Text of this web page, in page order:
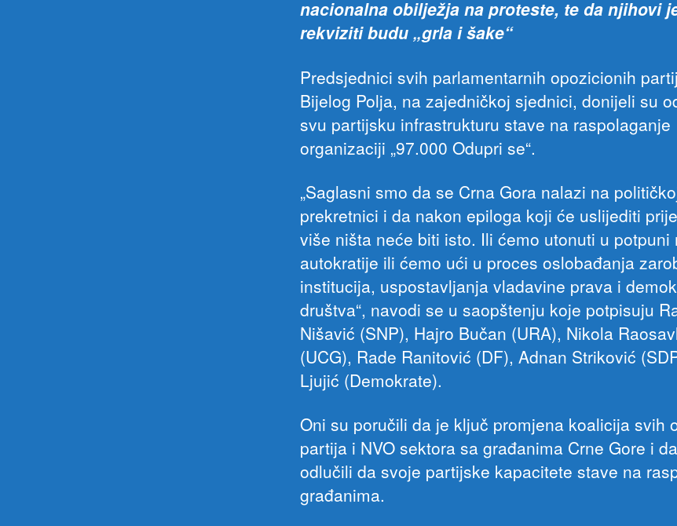
nacionalna obilježja na proteste, te da njihovi
rekviziti budu „grla i šake“
Predsjednici svih parlamentarnih opozicionih
Bijelog Polja, na zajedničkoj sjednici, donijeli su
svu partijsku infrastrukturu stave na raspolaganje
organizaciji „97.000 Odupri se“.
„Saglasni smo da se Crna Gora nalazi na
prekretnici i da nakon epiloga koji će uslijediti
više ništa neće biti isto. Ili ćemo utonuti u potpuni
autokratije ili ćemo ući u proces oslobađanja
institucija, uspostavljanja vladavine prava i
društva“, navodi se u saopštenju koje potpisuju
Nišavić (SNP), Hajro Bučan (URA), Nikola
(UCG), Rade Ranitović (DF), Adnan Striković
Ljujić (Demokrate).
Oni su poručili da je ključ promjena koalicija svih
partija i NVO sektora sa građanima Crne Gore i
odlučili da svoje partijske kapacitete stave na
građanima.